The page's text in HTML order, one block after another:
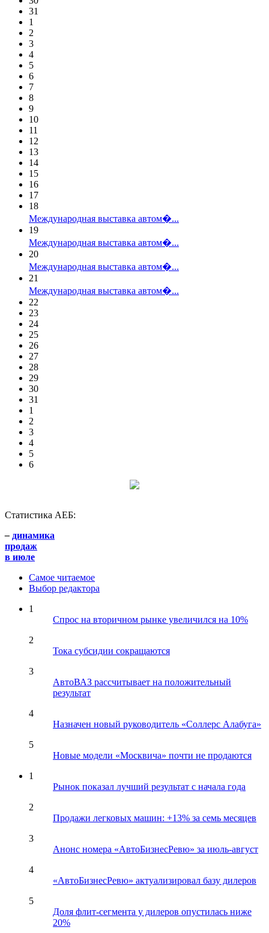
31
1
2
3
4
5
6
7
8
9
10
11
12
13
14
15
16
17
18
Международная выставка автом�...
19
Международная выставка автом�...
20
Международная выставка автом�...
21
Международная выставка автом�...
22
23
24
25
26
27
28
29
30
31
1
2
3
4
5
6
Статистика АЕБ:
– динамика
продаж
в июле
Самое читаемое
Выбор редактора
1
Спрос на вторичном рынке увеличился на 10%
2
Тока субсидии сокращаются
3
АвтоВАЗ рассчитывает на положительный
результат
4
Назначен новый руководитель «Соллерс Алабуга»
5
Новые модели «Москвича» почти не продаются
1
Рынок показал лучший результат с начала года
2
Продажи легковых машин: +13% за семь месяцев
3
Анонс номера «АвтоБизнесРевю» за июль-август
4
«АвтоБизнесРевю» актуализировал базу дилеров
5
Доля флит-сегмента у дилеров опустилась ниже
20%